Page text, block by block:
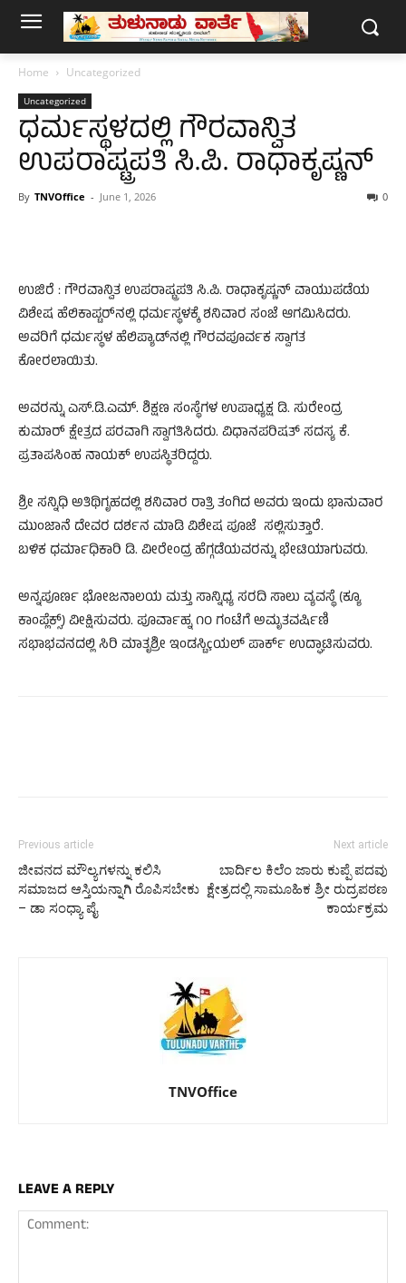
Home Uncategorized
Uncategorized
ಧರ್ಮಸ್ಥಳದಲ್ಲಿ ಗೌರವಾನ್ವಿತ
ಉಪರಾಷ್ಟ್ರಪತಿ ಸಿ.ಪಿ. ರಾಧಾಕೃಷ್ಣನ್
By TNVOffice - June 1, 2026 0
ಉಜಿರೆ : ಗೌರವಾನ್ವಿತ ಉಪರಾಷ್ಟ್ರಪತಿ ಸಿ.ಪಿ. ರಾಧಾಕೃಷ್ಣನ್ ವಾಯುಪಡೆಯ
ವಿಶೇಷ ಹೆಲಿಕಾಪ್ಟರ್‌ನಲ್ಲಿ ಧರ್ಮಸ್ಥಳಕ್ಕೆ ಶನಿವಾರ ಸಂಜೆ ಆಗಮಿಸಿದರು.
ಅವರಿಗೆ ಧರ್ಮಸ್ಥಳ ಹೆಲಿಪ್ಯಾಡ್‌ನಲ್ಲಿ ಗೌರವಪೂರ್ವಕ ಸ್ವಾಗತ
ಕೋರಲಾಯಿತು.
ಅವರನ್ನು ಎಸ್.ಡಿ.ಎಮ್. ಶಿಕ್ಷಣ ಸಂಸ್ಥೆಗಳ ಉಪಾಧ್ಯಕ್ಷ ಡಿ. ಸುರೇಂದ್ರ
ಕುಮಾರ್ ಕ್ಷೇತ್ರದ ಪರವಾಗಿ ಸ್ವಾಗತಿಸಿದರು. ವಿಧಾನಪರಿಷತ್ ಸದಸ್ಯ ಕೆ.
ಪ್ರತಾಪಸಿಂಹ ನಾಯಕ್ ಉಪಸ್ಥಿತರಿದ್ದರು.
ಶ್ರೀ ಸನ್ನಿಧಿ ಅತಿಥಿಗೃಹದಲ್ಲಿ ಶನಿವಾರ ರಾತ್ರಿ ತಂಗಿದ ಅವರು ಇಂದು ಭಾನುವಾರ
ಮುಂಜಾನೆ ದೇವರ ದರ್ಶನ ಮಾಡಿ ವಿಶೇಷ ಪೂಜೆ ಸಲ್ಲಿಸುತ್ತಾರೆ.
ಬಳಿಕ ಧರ್ಮಾಧಿಕಾರಿ ಡಿ. ವೀರೇಂದ್ರ ಹೆಗ್ಗಡೆಯವರನ್ನು ಭೇಟಿಯಾಗುವರು.
ಅನ್ನಪೂರ್ಣ ಭೋಜನಾಲಯ ಮತ್ತು ಸಾನ್ನಿಧ್ಯ ಸರದಿ ಸಾಲು ವ್ಯವಸ್ಥೆ (ಕ್ಯೂ
ಕಾಂಪ್ಲೆಕ್ಸ್) ವೀಕ್ಷಿಸುವರು. ಪೂರ್ವಾಹ್ನ ೧೦ ಗಂಟೆಗೆ ಅಮೃತವರ್ಷಿಣಿ
ಸಭಾಭವನದಲ್ಲಿ ಸಿರಿ ಮಾತೃಶ್ರೀ ಇಂಡಸ್ಟಿçಯಲ್ ಪಾರ್ಕ್ ಉದ್ಘಾಟಿಸುವರು.
Previous article
ಜೀವನದ ಮೌಲ್ಯಗಳನ್ನು ಕಲಿಸಿ
ಸಮಾಜದ ಆಸ್ತಿಯನ್ನಾಗಿ ರೊಪಿಸಬೇಕು
– ಡಾ ಸಂಧ್ಯಾ ಪೈ
Next article
ಬಾರ್ದಿಲ ಕಿಲೆಂ ಜಾರು ಕುಪ್ಪೆ ಪದವು
ಕ್ಷೇತ್ರದಲ್ಲಿ ಸಾಮೂಹಿಕ ಶ್ರೀ ರುದ್ರಪಠಣ
ಕಾರ್ಯಕ್ರಮ
TNVOffice
LEAVE A REPLY